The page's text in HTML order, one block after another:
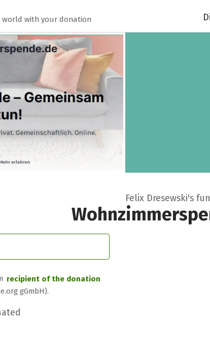
world with your donation
Felix Dresewski's
recipient of the donation
gGmbH).